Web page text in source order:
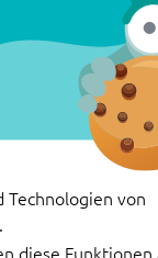
von
diese
Beste aus
die
bleiben